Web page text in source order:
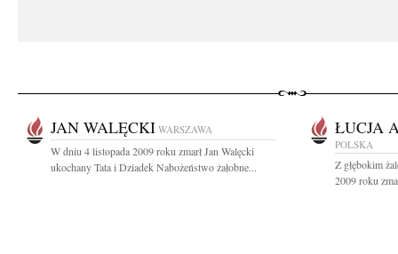
JAN WALĘCKI WARSZAWA
W dniu 4 listopada 2009 roku zmarł Jan Walęcki
ukochany Tata i Dziadek Nabożeństwo żałobne...
ŁUCJA
POLSKA
Z głębokim
2009 roku